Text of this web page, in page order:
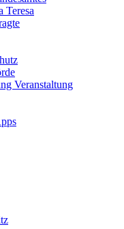
Teresa
Veranstaltung